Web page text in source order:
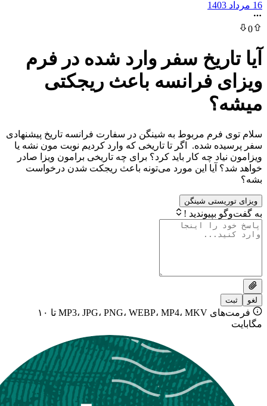
سفر وارد شده در فرم
فرانسه باعث ریجکتی
مربوط به شینگن در سفارت فرانسه تاریخ پیشنهادی
شده. اگر تا تاریخی که وارد کردیم نوبت مون نشه یا
چه کار باید کرد؟ برای چه تاریخی برامون ویزا صادر
آیا این مورد می‌تونه باعث ریجکت شدن درخواست
شینگن
!
فرمت‌های MP3، JPG، PNG، WEBP، MP4، MKV تا ۱۰